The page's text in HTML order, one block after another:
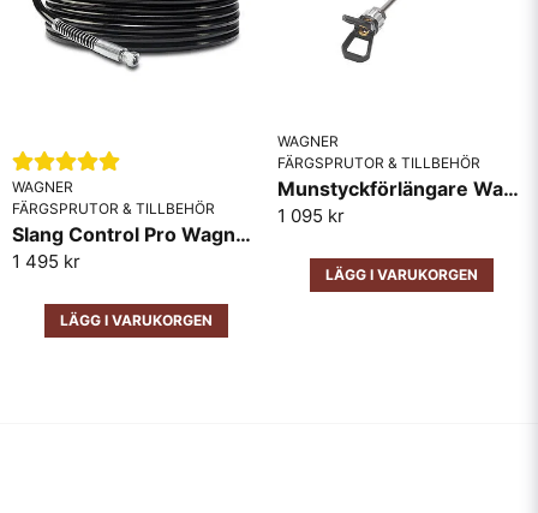
WAGNER
FÄRGSPRUTOR & TILLBEHÖR
Slang Control Pro Wagner 15M
1 495 kr
LÄGG I VARUKORGEN
WAGNER
FÄRGSPRUTOR & TILLBEHÖR
Munstyckförlängare Wagner 30cm
1 095 kr
LÄGG I VARUKORGEN